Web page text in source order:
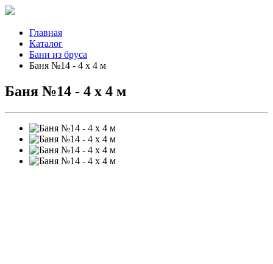
Главная
Каталог
Бани из бруса
Баня №14 - 4 х 4 м
Баня №14 - 4 х 4 м